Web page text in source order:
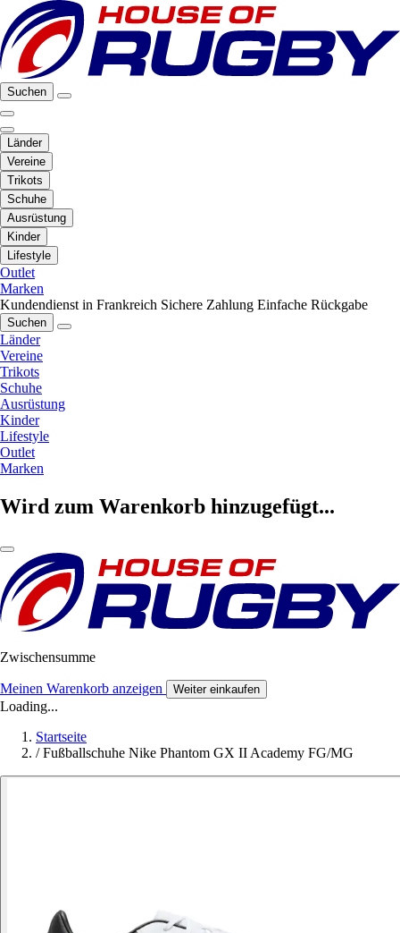
Suchen
Länder
Vereine
Trikots
Schuhe
Ausrüstung
Kinder
Lifestyle
Outlet
Marken
Kundendienst in Frankreich Sichere Zahlung Einfache Rückgabe
Suchen
Länder
Vereine
Trikots
Schuhe
Ausrüstung
Kinder
Lifestyle
Outlet
Marken
Wird zum Warenkorb hinzugefügt...
Zwischensumme
Meinen Warenkorb anzeigen Weiter einkaufen
Loading...
Startseite
/ Fußballschuhe Nike Phantom GX II Academy FG/MG